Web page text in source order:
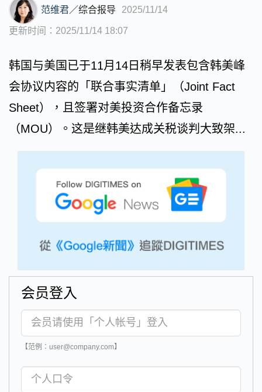
范维君／综合报导 2025/11/14
更新时间：2025/11/14 18:07
韩国与美国已于11月14日稍早发表包含韩美峰
会协议内容的「联合事实清单」（Joint Fact
Sheet），且签署对美投资合作备忘录
（MOU）。这是继韩美达成关税谈判大致架...
会员登入
【范例：user@company.com】